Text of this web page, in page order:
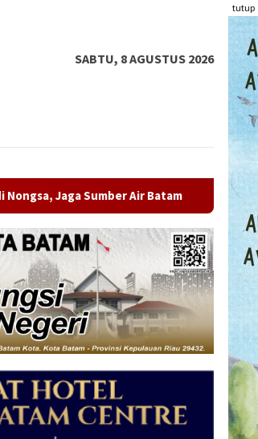
tutup
SABTU, 8 AGUSTUS 2026
Batam BPS: Sensus Ekonomi 2026